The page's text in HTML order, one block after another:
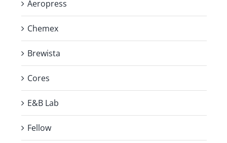
Aeropress
Chemex
Brewista
Cores
E&B Lab
Fellow